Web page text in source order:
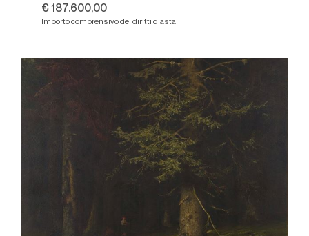
€ 187.600,00
Importo comprensivo dei diritti d'asta